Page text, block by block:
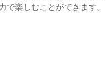
で楽しむことができます。